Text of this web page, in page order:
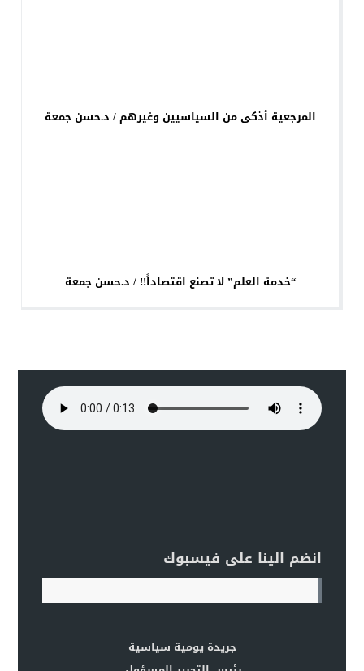
المرجعية أذكى من السياسيين وغيرهم / د.حسن جمعة
“خدمة العلم” لا تصنع اقتصاداً!! / د.حسن جمعة
انضم الينا على فيسبوك
جريدة يومية سياسية